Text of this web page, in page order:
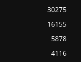
30275
16155
5878
4116